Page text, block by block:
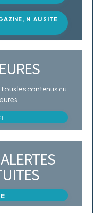
NI AU SITE
les contenus du